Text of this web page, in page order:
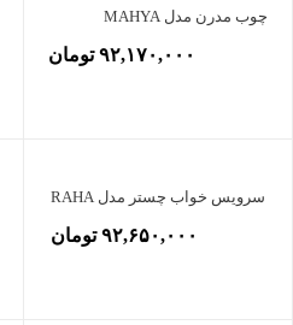
چوب مدرن مدل MAHYA
۹۲,۱۷۰,۰۰۰ تومان
سرویس خواب چستر مدل RAHA
۹۲,۶۵۰,۰۰۰ تومان